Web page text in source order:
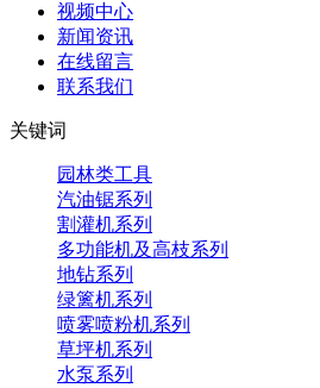
视频中心
新闻资讯
在线留言
联系我们
关键词
园林类工具
汽油锯系列
割灌机系列
多功能机及高枝系列
地钻系列
绿篱机系列
喷雾喷粉机系列
草坪机系列
水泵系列